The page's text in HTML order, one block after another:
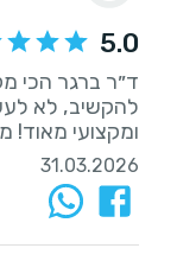
5.0
ד״ר ברגר הכי
להקשיב, לא
ומקצועי מאוד!
31.03.2026